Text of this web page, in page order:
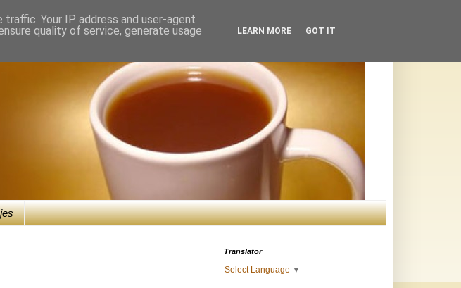
Translator
Select Language ▼
Your IP address and user-agent
quality of service, generate usage
LEARN MORE GOT IT